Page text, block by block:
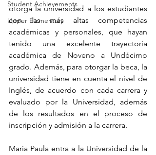
Student Achievements
Upper Elementary
otorga la universidad a los estudiantes
con las más altas competencias
académicas y personales, que hayan
tenido una excelente trayectoria
académica de Noveno a Undécimo
grado. Además, para otorgar la beca, la
universidad tiene en cuenta el nivel de
Inglés, de acuerdo con cada carrera y
evaluado por la Universidad, además
de los resultados en el proceso de
inscripción y admisión a la carrera.
María Paula entra a la Universidad de la